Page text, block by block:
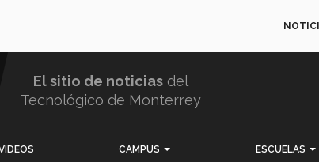
El sitio de noticias del
Tecnológico de Monterrey
CAMPUS ESCUELAS